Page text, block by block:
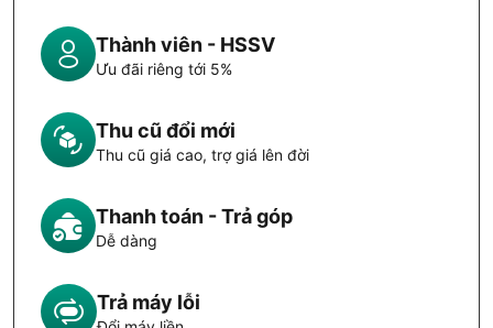
Thành viên - HSSV
Ưu đãi riêng tới 5%
Thu cũ đổi mới
Thu cũ giá cao, trợ giá lên đời
Thanh toán - Trả góp
Dễ dàng
Trả máy lỗi